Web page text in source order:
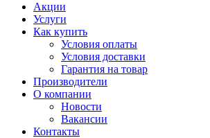
Акции
Услуги
Как купить
Условия оплаты
Условия доставки
Гарантия на товар
Производители
О компании
Новости
Вакансии
Контакты